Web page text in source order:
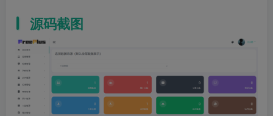
源码截图